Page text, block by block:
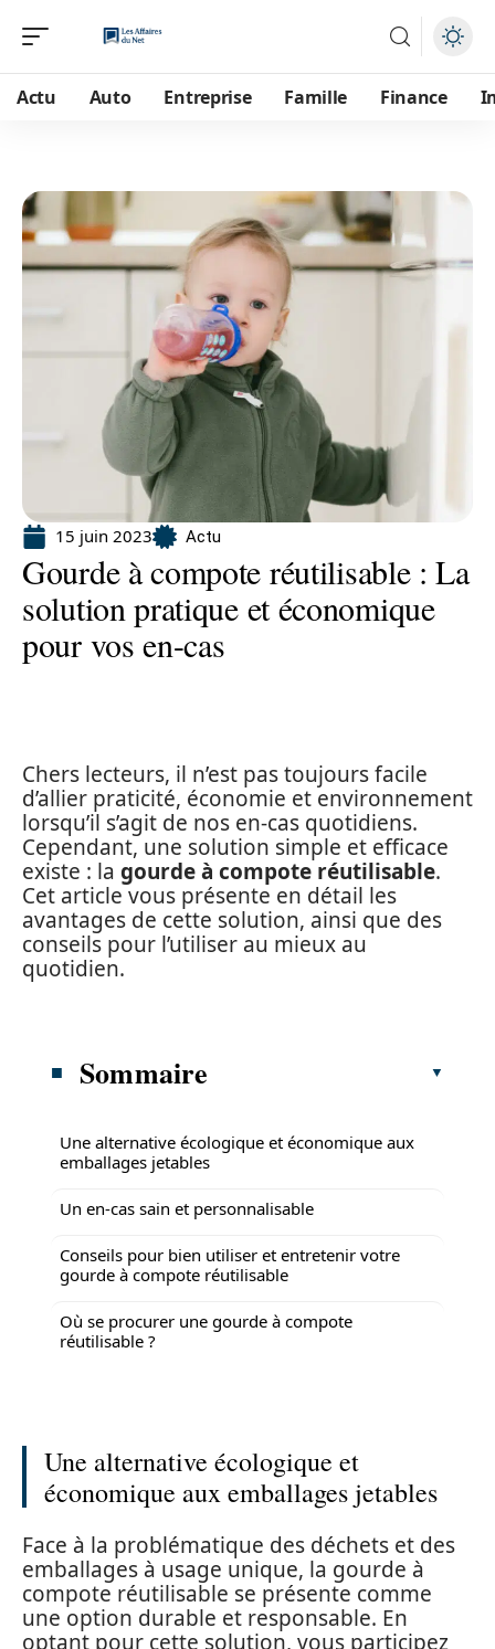
Actu Auto Entreprise Famille Finance
15 juin 2023 Actu
Gourde à compote réutilisable : La
solution pratique et économique
pour vos en-cas
Chers lecteurs, il n’est pas toujours facile
d’allier praticité, économie et environnement
lorsqu’il s’agit de nos en-cas quotidiens.
Cependant, une solution simple et efficace
existe : la gourde à compote réutilisable.
Cet article vous présente en détail les
avantages de cette solution, ainsi que des
conseils pour l’utiliser au mieux au
quotidien.
Sommaire
Une alternative écologique et économique aux
emballages jetables
Un en-cas sain et personnalisable
Conseils pour bien utiliser et entretenir votre
gourde à compote réutilisable
Où se procurer une gourde à compote
réutilisable ?
Une alternative écologique et
économique aux emballages jetables
Face à la problématique des déchets et des
emballages à usage unique, la gourde à
compote réutilisable se présente comme
une option durable et responsable. En
optant pour cette solution, vous participez